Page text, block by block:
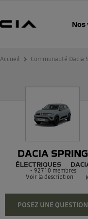
Nos
Accueil Communauté Dacia
DACIA SPRING
ÉLECTRIQUES
-92710 membres
Voir la description
Dacia Spring - 100%
POSEZ UNE QUESTION